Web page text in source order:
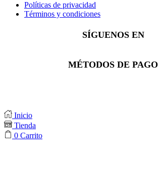
Políticas de privacidad
Términos y condiciones
SÍGUENOS EN
Facebook
Instagram
Whatsapp
MÉTODOS DE PAGO
Inicio
Tienda
0 Carrito